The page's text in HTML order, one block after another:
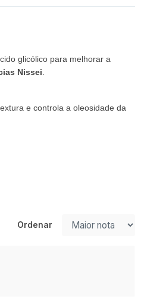
glicólico para melhorar a
Nissei
e controla a oleosidade da
Ordenar